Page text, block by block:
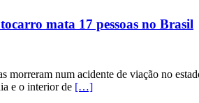
mata 17 pessoas no Brasil
morreram num acidente de viação no
e o interior de […]